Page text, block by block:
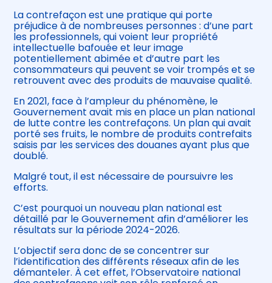
La contrefaçon est une pratique qui porte
préjudice à de nombreuses personnes : d’une part
les professionnels, qui voient leur propriété
intellectuelle bafouée et leur image
potentiellement abimée et d’autre part les
consommateurs qui peuvent se voir trompés et se
retrouvent avec des produits de mauvaise qualité.
En 2021, face à l’ampleur du phénomène, le
Gouvernement avait mis en place un plan national
de lutte contre les contrefaçons. Un plan qui avait
porté ses fruits, le nombre de produits contrefaits
saisis par les services des douanes ayant plus que
doublé.
Malgré tout, il est nécessaire de poursuivre les
efforts.
C’est pourquoi un nouveau plan national est
détaillé par le Gouvernement afin d’améliorer les
résultats sur la période 2024-2026.
L’objectif sera donc de se concentrer sur
l’identification des différents réseaux afin de les
démanteler. À cet effet, l’Observatoire national